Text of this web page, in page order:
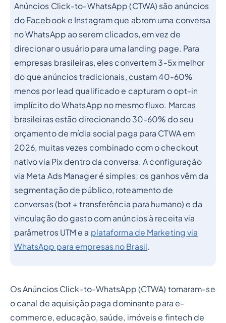
Anúncios Click-to-WhatsApp (CTWA) são anúncios
do Facebook e Instagram que abrem uma conversa
no WhatsApp ao serem clicados, em vez de
direcionar o usuário para uma landing page. Para
empresas brasileiras, eles convertem 3-5x melhor
do que anúncios tradicionais, custam 40-60%
menos por lead qualificado e capturam o opt-in
implícito do WhatsApp no mesmo fluxo. Marcas
brasileiras estão direcionando 30-60% do seu
orçamento de mídia social paga para CTWA em
2026, muitas vezes combinado com o checkout
nativo via Pix dentro da conversa. A configuração
via Meta Ads Manager é simples; os ganhos vêm da
segmentação de público, roteamento de
conversas (bot + transferência para humano) e da
vinculação do gasto com anúncios à receita via
parâmetros UTM e a plataforma de Marketing via
WhatsApp para empresas no Brasil.
Os Anúncios Click-to-WhatsApp (CTWA) tornaram-se
o canal de aquisição paga dominante para e-
commerce, educação, saúde, imóveis e fintech de